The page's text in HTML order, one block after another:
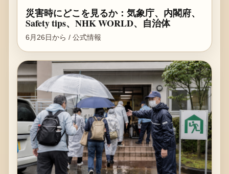
災害時にどこを見るか：気象庁、内閣府、
Safety tips、NHK WORLD、自治体
6月26日から / 公式情報